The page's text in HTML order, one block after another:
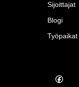
Sijoittajat
Blogi
Työpaikat